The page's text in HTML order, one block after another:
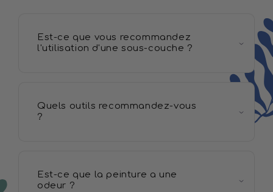
Est-ce que vous recommandez
l'utilisation d'une sous-couche ?
Quels outils recommandez-vous
?
Est-ce que la peinture a une
odeur ?